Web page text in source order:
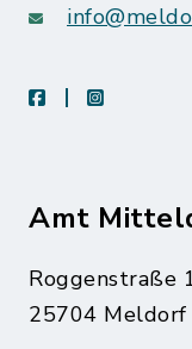
facebookinstagram
Amt
Roggenstraße
25704 Meldorf